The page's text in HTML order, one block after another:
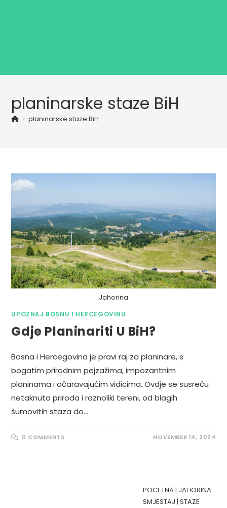
planinarske staze BiH
> planinarske staze BiH
Jahorina
UPOZNAJ BOSNU I HERCEGOVINU
Gdje Planinariti U BiH?
Bosna i Hercegovina je pravi raj za planinare, s
bogatim prirodnim pejzažima, impozantnim
planinama i očaravajućim vidicima. Ovdje se susreću
netaknuta priroda i raznoliki tereni, od blagih
šumovitih staza do…
0 COMMENTS NOVEMBER 14, 2024
POCETNA | JAHORINA
SMJESTAJ |STAZE